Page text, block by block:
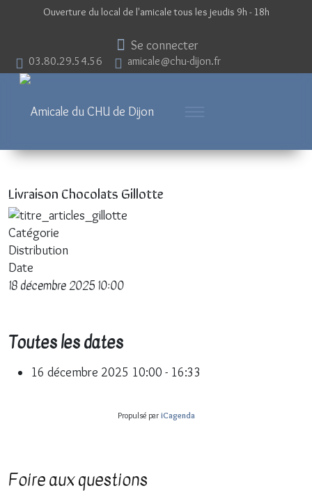
Ouverture du local de l'amicale tous les jeudis 9h - 18h
Se connecter
03.80.29.54.56 amicale@chu-dijon.fr
Livraison Chocolats Gillotte
Catégorie
Distribution
Date
18 décembre 2025 10:00
Toutes les dates
16 décembre 2025 10:00 - 16:33
Propulsé par iCagenda
Foire aux questions